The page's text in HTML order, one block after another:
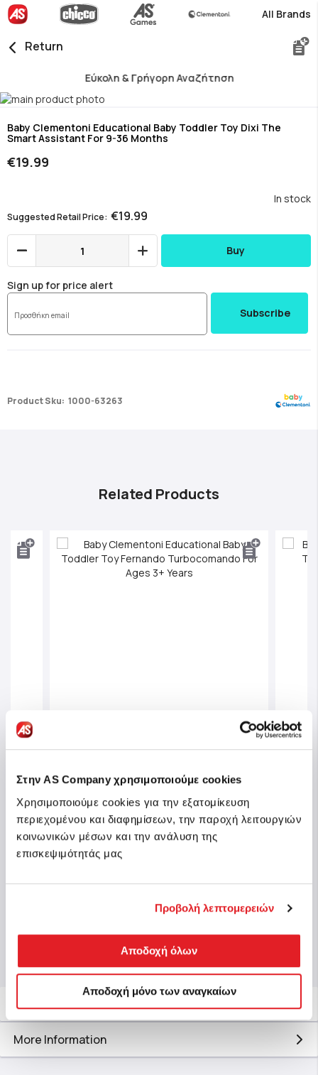
Στην AS Company χρησιμοποιούμε cookies
Χρησιμοποιούμε cookies για την εξατομίκευση
περιεχομένου και διαφημίσεων, την παροχή λειτουργιών
κοινωνικών μέσων και την ανάλυση της
επισκεψιμότητάς μας
Προβολή λεπτομερειών
Αποδοχή όλων
Αποδοχή μόνο των αναγκαίων
All Brands
Return
Εύκολη & Γρήγορη Αναζήτηση
Skip
the
end
the
to
the
beginning
of
gallery
Baby Clementoni Educational Baby Toddler Toy Dixi The
Smart Assistant For 9-36 Months
€19.99
Suggested Retail Price €19.99
In stock
Buy
Sign up for price alert
Subscribe
Product Sku: 1000-63263
Related Products
Toy
stock
Baby Clementoni Educational Baby
Toddler Toy Fernando
Turbocomando For Ages 3+ Years
Sku: 1000-63374
Description
More Information